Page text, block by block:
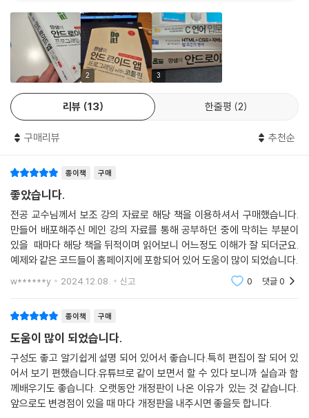
12장 머티리얼 라이브러리
__12-1 앱바 사용하기
__12-2 탭 레이아웃 ― 탭 버튼 구성
__12-3 내비게이션 뷰 ― 드로어 화면 구성
__12-4 확장된 플로팅 액션 버튼
__12-5 머티리얼 라이브러리로 화면 구성하기 [Do it! 실습]
다섯째마당 | 컴포넌트 이해하기
13장 액티비티 컴포넌트
__13-1 인텐트 이해하기
__13-2 액티비티 생명주기
__13-3 액티비티 ANR 문제와 코루틴
14장 브로드캐스트 리시버 컴포넌트
__14-1 브로드캐스트 리시버 이해하기
__14-2 시스템 상태 파악하기
__14-3 배터리 정보 앱 만들기 [Do it! 실습]
호환되므로 자바 코드와 함께 사용할 수도 있습니다. 이러한 이유로 안드
로이드 개발자의 60% 이상이 코틀린을 사용하고 있으며, 앱 시장의 상위
1,000개 앱 가운데 80% 이상이 코틀린 코드를 포함하고 있습니다. 현업
개발자들은 물론 기업에서도 앱 개발을 코틀린으로 시작할 것을 권장하는
추세입니다. 모바일 앱 개발에 관심이 있고 자바나 C로 기초 프로그래밍을
경험해 본 입문자라면 이 책을 충분히 독학할 수 있습니다!
모바일 앱 개발의 아키텍처를 이해하고,
이 책의 목표는 모바일 앱 개발의 실무 역량을 기르는 것입니다. 단순히 문
법이나 조각 코드만 나열하는 것이 아니라, 모바일 앱 개발의 아키텍처를
이해하고 응용력을 높일 수 있도록 구성했습니다. 안드로이드 앱의 핵심이
라고 할 수 있는 4가지 컴포넌트와 각 생명주기를 그림과 함께 자세하게
설명하고, 우리가 자주 쓰는 앱의 여러 기능을 실습하며 실무 감각을 수 익
힐 수 있습니다. 또한 앱 개발 시 자주 만나는 문제와 해결 방법을 제시함으
로써 오류를 미연에 방지하고 완성도 높은 코드를 작성할 수 있도록 돕습
P3 재생, 뉴스 제공 등 총 19가지 앱을 만들어 보면서 가장 많이 사용하는
기능을 자연스럽게 배워 봅시다.
안드로이드 개발자를 수 천명 양성한 ‘깡샘’의 노하우를 이 책에 모두 담았
다!
독학은 물론 직업전문학원, 대학 교재로도 활용할 수 있는 알찬 구성!
- 김형일 (한국중부발전, 안드로이드 앱 개발 입문자)
2 3
리뷰 13 한줄평 2
구매리뷰 추천순
종이책 구매
좋았습니다.
전공 교수님께서 보조 강의 자료로 해당 책을 이용하셔서 구매했습니다.
만들어 배포해주신 메인 강의 자료를 통해 공부하던 중에 막히는 부분이
있을 때마다 해당 책을 뒤적이며 읽어보니 어느정도 이해가 잘 되더군요.
예제와 같은 코드들이 홈페이지에 포함되어 있어 도움이 많이 되었습니다.
w******y 2024.12.08. 신고 0 댓글0
종이책 구매
도움이 많이 되었습니다.
구성도 좋고 알기쉽게 설명 되어 있어서 좋습니다.특히 편집이 잘 되어 있
어서 보기 편했습니다.유튜브로 같이 보면서 할 수 있다 보니까 실습과 함
께배우기도 좋습니다. 오랫동안 개정판이 나온 이유가 있는 것 같습니다.
앞으로도 변경점이 있을 때 마다 개정판을 내주시면 좋을듯 합니다.